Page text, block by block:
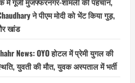
ने पीएम मोदी को भेंट किया गुड़,
खांड
News: OYO होटल में प्रेमी युगल की
युवती की मौत, युवक अस्पताल में भर्ती